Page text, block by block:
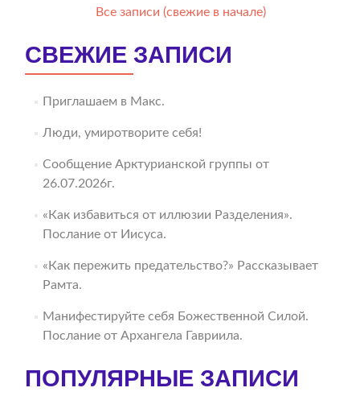
Все записи (свежие в начале)
СВЕЖИЕ ЗАПИСИ
Приглашаем в Макс.
Люди, умиротворите себя!
Сообщение Арктурианской группы от
26.07.2026г.
«Как избавиться от иллюзии Разделения».
Послание от Иисуса.
«Как пережить предательство?» Рассказывает
Рамта.
Манифестируйте себя Божественной Силой.
Послание от Архангела Гавриила.
ПОПУЛЯРНЫЕ ЗАПИСИ